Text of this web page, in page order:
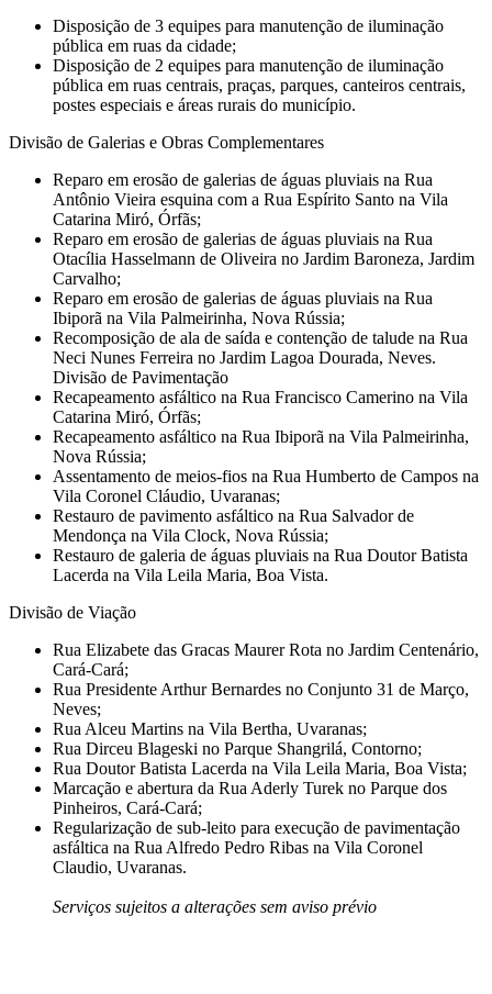
Disposição de 3 equipes para manutenção de iluminação
pública em ruas da cidade;
Disposição de 2 equipes para manutenção de iluminação
pública em ruas centrais, praças, parques, canteiros centrais,
postes especiais e áreas rurais do município.
Divisão de Galerias e Obras Complementares
Reparo em erosão de galerias de águas pluviais na Rua
Antônio Vieira esquina com a Rua Espírito Santo na Vila
Catarina Miró, Órfãs;
Reparo em erosão de galerias de águas pluviais na Rua
Otacília Hasselmann de Oliveira no Jardim Baroneza, Jardim
Carvalho;
Reparo em erosão de galerias de águas pluviais na Rua
Ibiporã na Vila Palmeirinha, Nova Rússia;
Recomposição de ala de saída e contenção de talude na Rua
Neci Nunes Ferreira no Jardim Lagoa Dourada, Neves.
Divisão de Pavimentação
Recapeamento asfáltico na Rua Francisco Camerino na Vila
Catarina Miró, Órfãs;
Recapeamento asfáltico na Rua Ibiporã na Vila Palmeirinha,
Nova Rússia;
Assentamento de meios-fios na Rua Humberto de Campos na
Vila Coronel Cláudio, Uvaranas;
Restauro de pavimento asfáltico na Rua Salvador de
Mendonça na Vila Clock, Nova Rússia;
Restauro de galeria de águas pluviais na Rua Doutor Batista
Lacerda na Vila Leila Maria, Boa Vista.
Divisão de Viação
Rua Elizabete das Gracas Maurer Rota no Jardim Centenário,
Cará-Cará;
Rua Presidente Arthur Bernardes no Conjunto 31 de Março,
Neves;
Rua Alceu Martins na Vila Bertha, Uvaranas;
Rua Dirceu Blageski no Parque Shangrilá, Contorno;
Rua Doutor Batista Lacerda na Vila Leila Maria, Boa Vista;
Marcação e abertura da Rua Aderly Turek no Parque dos
Pinheiros, Cará-Cará;
Regularização de sub-leito para execução de pavimentação
asfáltica na Rua Alfredo Pedro Ribas na Vila Coronel
Claudio, Uvaranas.
Serviços sujeitos a alterações sem aviso prévio